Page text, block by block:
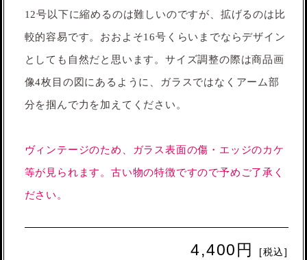
12号以下に縮めるのは難しいのですが、拡げるのは比
較的容易です。おおよそ16号くらいまでならデザイン
としても自然だと思います。サイズ調整の際は商品画
像4枚目の図にあるように、ガラスではなくアーム部
分を掴んで力を加えてください。
ヴィンテージのため、ガラス表面の傷・エッジのカケ
等が見られます。古い物の特徴ですので予めご了承く
ださい。
4,400円 [税込]